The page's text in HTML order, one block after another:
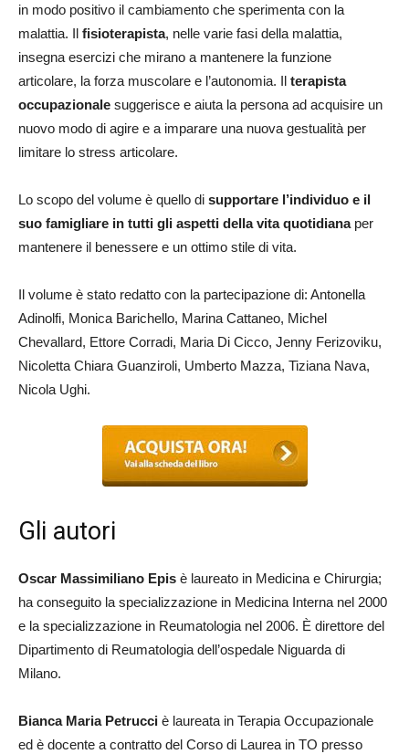
in modo positivo il cambiamento che sperimenta con la
malattia. Il fisioterapista, nelle varie fasi della malattia,
insegna esercizi che mirano a mantenere la funzione
articolare, la forza muscolare e l’autonomia. Il terapista
occupazionale suggerisce e aiuta la persona ad acquisire un
nuovo modo di agire e a imparare una nuova gestualità per
limitare lo stress articolare.
Lo scopo del volume è quello di supportare l’individuo e il
suo famigliare in tutti gli aspetti della vita quotidianaper
mantenere il benessere e un ottimo stile di vita.
Il volume è stato redatto con la partecipazione di: Antonella
Adinolfi, Monica Barichello, Marina Cattaneo, Michel
Chevallard, Ettore Corradi, Maria Di Cicco, Jenny Ferizoviku,
Nicoletta Chiara Guanziroli, Umberto Mazza, Tiziana Nava,
Nicola Ughi.
Gli autori
Oscar Massimiliano Epis è laureato in Medicina e Chirurgia;
ha conseguito la specializzazione in Medicina Interna nel 2000
e la specializzazione in Reumatologia nel 2006. È direttore del
Dipartimento di Reumatologia dell’ospedale Niguarda di
Milano.
Bianca Maria Petrucci è laureata in Terapia Occupazionale
ed è docente a contratto del Corso di Laurea in TO presso